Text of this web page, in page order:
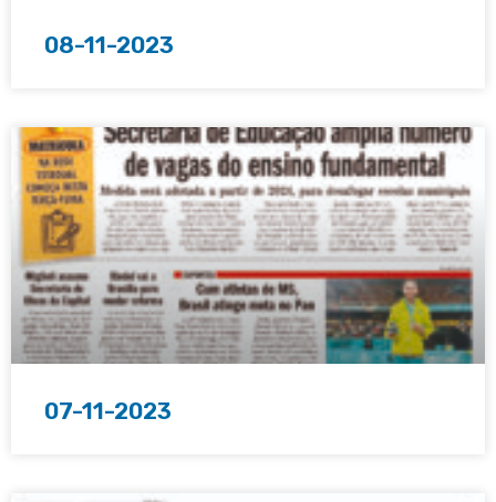
08-11-2023
07-11-2023